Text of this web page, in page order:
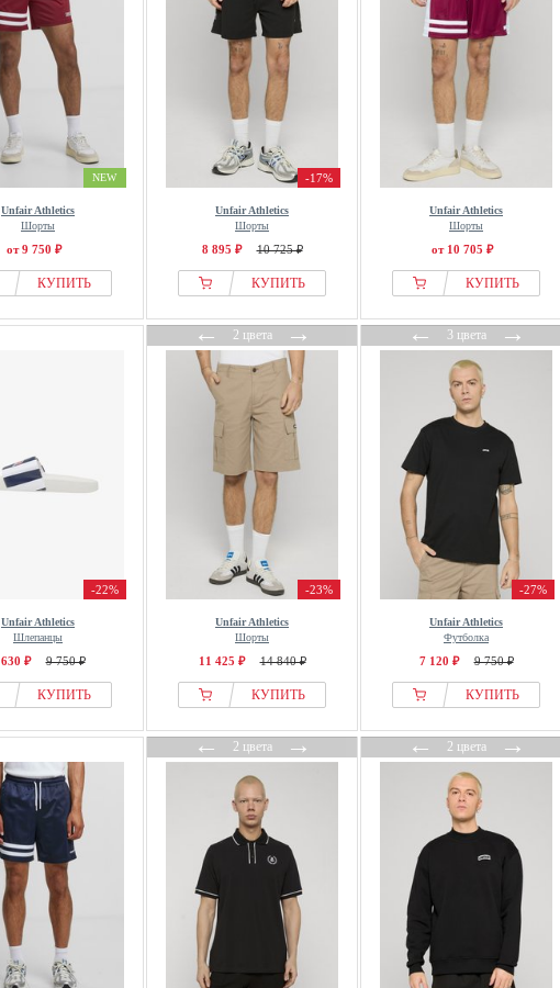
NEW
Unfair Athletics
Шорты
от 9 750 ₽
КУПИТЬ
-17%
Unfair Athletics
Шорты
8 895 ₽ 10 725 ₽
КУПИТЬ
Unfair Athletics
Шорты
от 10 705 ₽
КУПИТЬ
-22%
Unfair Athletics
Шлепанцы
₽ 9 750 ₽
КУПИТЬ
←2 цвета→
-23%
Unfair Athletics
Шорты
11 425 ₽ 14 840 ₽
КУПИТЬ
←3 цвета→
-27%
Unfair Athletics
Футболка
7 120 ₽ 9 750 ₽
КУПИТЬ
←2 цвета→ ←2 цвета→